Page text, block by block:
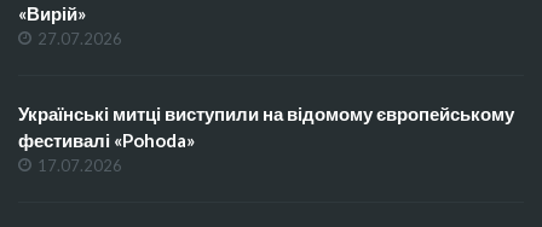
«Вирій»
27.07.2026
Українські митці виступили на відомому європейському
фестивалі «Pohoda»
17.07.2026